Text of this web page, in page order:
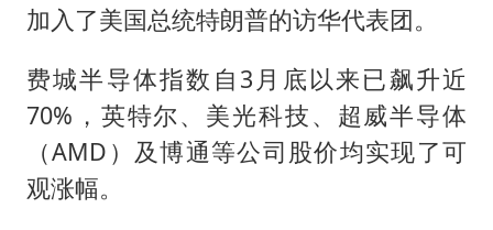
加入了美国总统特朗普的访华代表团。
费城半导体指数自3月底以来已飙升近
70%，英特尔、美光科技、超威半导体
（AMD）及博通等公司股价均实现了可
观涨幅。